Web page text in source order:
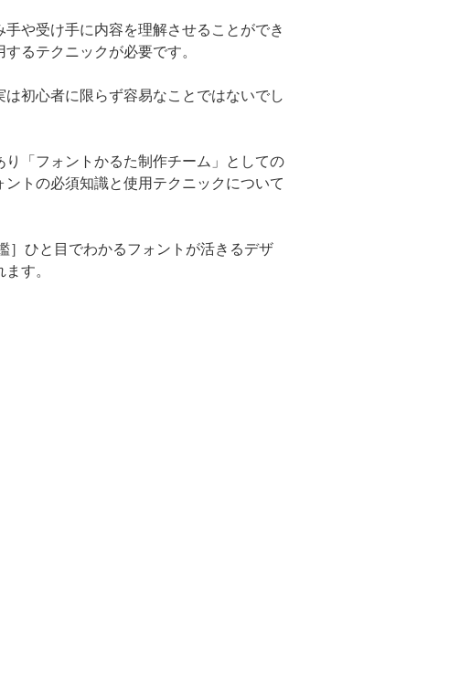
や受け手に内容を理解させることができ
るテクニックが必要です。
初心者に限らず容易なことではないでし
「フォントかるた制作チーム」としての
トの必須知識と使用テクニックについて
］ひと目でわかるフォントが活きるデザ
す。